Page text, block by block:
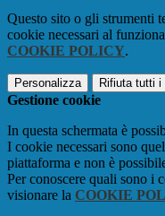
Questo sito o gli strumenti
cookie necessari al
COOKIE POLICY.
Personalizza Rifiuta tutti i
Gestione cookie
In questa schermata è
I cookie necessari sono
piattaforma e non è
Per conoscere quali sono i
visionare la COOKIE